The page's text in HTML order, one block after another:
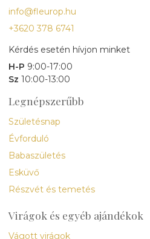
info@fleurop.hu
+3620 378 6741
Kérdés esetén hívjon minket
H-P 9:00-17:00
Sz 10:00-13:00
Legnépszerűbb
Születésnap
Évforduló
Babaszületés
Esküvő
Részvét és temetés
Virágok és egyéb ajándékok
Vágott virágok